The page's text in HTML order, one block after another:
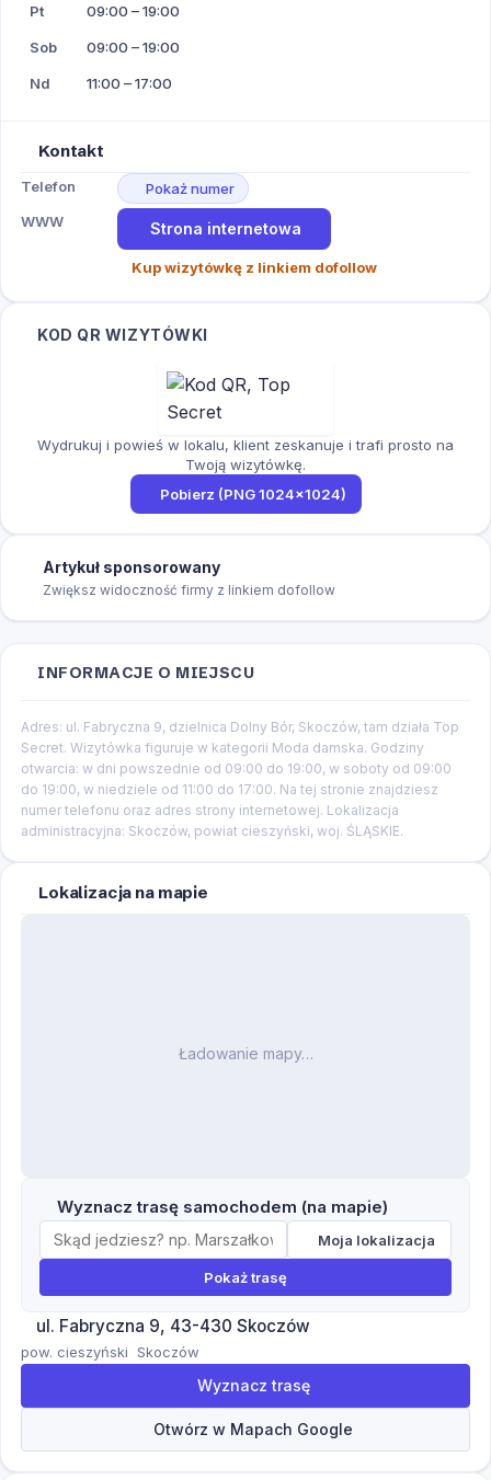
Pt 09:00 – 19:00
Sob 09:00 – 19:00
Nd 11:00 – 17:00
Kontakt
Telefon
Pokaż numer
WWW
Strona internetowa
Kup wizytówkę z linkiem dofollow
KOD QR WIZYTÓWKI
Wydrukuj i powieś w lokalu, klient zeskanuje i trafi prosto na
Twoją wizytówkę.
Pobierz (PNG 1024×1024)
Artykuł sponsorowany
Zwiększ widoczność firmy z linkiem dofollow
INFORMACJE O MIEJSCU
Adres: ul. Fabryczna 9, dzielnica Dolny Bór, Skoczów, tam działa Top
Secret. Wizytówka figuruje w kategorii Moda damska. Godziny
otwarcia: w dni powszednie od 09:00 do 19:00, w soboty od 09:00
do 19:00, w niedziele od 11:00 do 17:00. Na tej stronie znajdziesz
numer telefonu oraz adres strony internetowej. Lokalizacja
administracyjna: Skoczów, powiat cieszyński, woj. ŚLĄSKIE.
Lokalizacja na mapie
Ładowanie mapy…
Wyznacz trasę samochodem (na mapie)
Moja lokalizacja
Pokaż trasę
ul. Fabryczna 9, 43-430 Skoczów
pow. cieszyński Skoczów
Wyznacz trasę
Otwórz w Mapach Google